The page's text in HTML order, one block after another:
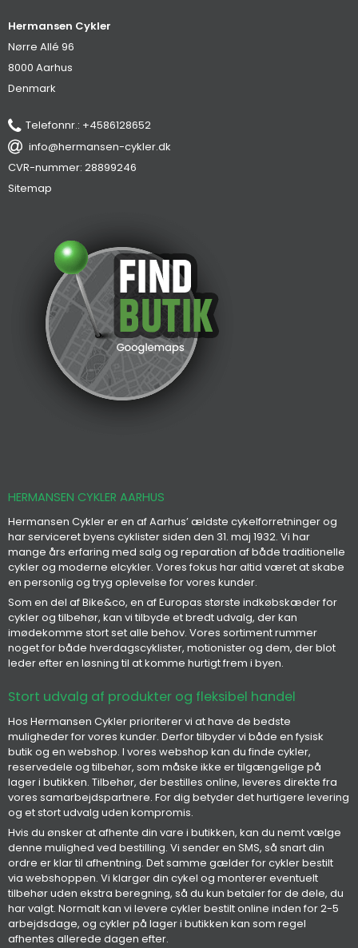
Hermansen Cykler
Nørre Allé 96
8000 Aarhus
Denmark
Telefonnr.: +4586128652
info@hermansen-cykler.dk
CVR-nummer: 28899246
Sitemap
HERMANSEN CYKLER AARHUS
Hermansen Cykler er en af Aarhus’ ældste cykelforretninger og
har serviceret byens cyklister siden den 31. maj 1932. Vi har
mange års erfaring med salg og reparation af både traditionelle
cykler og moderne elcykler. Vores fokus har altid været at skabe
en personlig og tryg oplevelse for vores kunder.
Som en del af Bike&co, en af Europas største indkøbskæder for
cykler og tilbehør, kan vi tilbyde et bredt udvalg, der kan
imødekomme stort set alle behov. Vores sortiment rummer
noget for både hverdagscyklister, motionister og dem, der blot
leder efter en løsning til at komme hurtigt frem i byen.
Stort udvalg af produkter og fleksibel handel
Hos Hermansen Cykler prioriterer vi at have de bedste
muligheder for vores kunder. Derfor tilbyder vi både en fysisk
butik og en webshop. I vores webshop kan du finde cykler,
reservedele og tilbehør, som måske ikke er tilgængelige på
lager i butikken. Tilbehør, der bestilles online, leveres direkte fra
vores samarbejdspartnere. For dig betyder det hurtigere levering
og et stort udvalg uden kompromis.
Hvis du ønsker at afhente din vare i butikken, kan du nemt vælge
denne mulighed ved bestilling. Vi sender en SMS, så snart din
ordre er klar til afhentning. Det samme gælder for cykler bestilt
via webshoppen. Vi klargør din cykel og monterer eventuelt
tilbehør uden ekstra beregning, så du kun betaler for de dele, du
har valgt. Normalt kan vi levere cykler bestilt online inden for 2-5
arbejdsdage, og cykler på lager i butikken kan som regel
afhentes allerede dagen efter.